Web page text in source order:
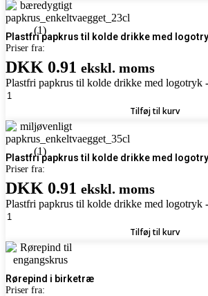
Plastfri papkrus til kolde drikke med
Priser fra:
DKK 0.91 ekskl. moms
Plastfri papkrus til kolde drikke med logotryk
Tilføj til kurv
Plastfri papkrus til kolde drikke med
Priser fra:
DKK 0.91 ekskl. moms
Plastfri papkrus til kolde drikke med logotryk
Tilføj til kurv
Rørepind i birketræ
Priser fra: